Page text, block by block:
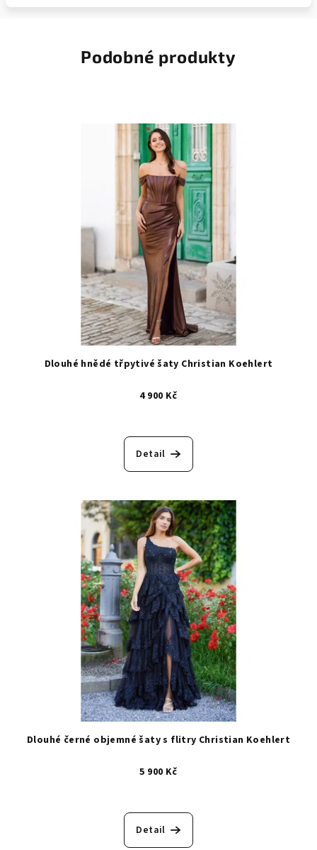
Podobné produkty
Dlouhé hnědé třpytivé šaty Christian Koehlert
4 900 Kč
Detail
Dlouhé černé objemné šaty s flitry Christian Koehlert
5 900 Kč
Detail